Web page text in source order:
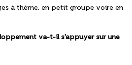
à thème, en petit groupe voire en
va-t-il s'appuyer sur une